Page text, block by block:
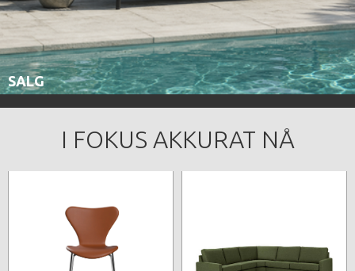
SALG
I FOKUS AKKURAT NÅ